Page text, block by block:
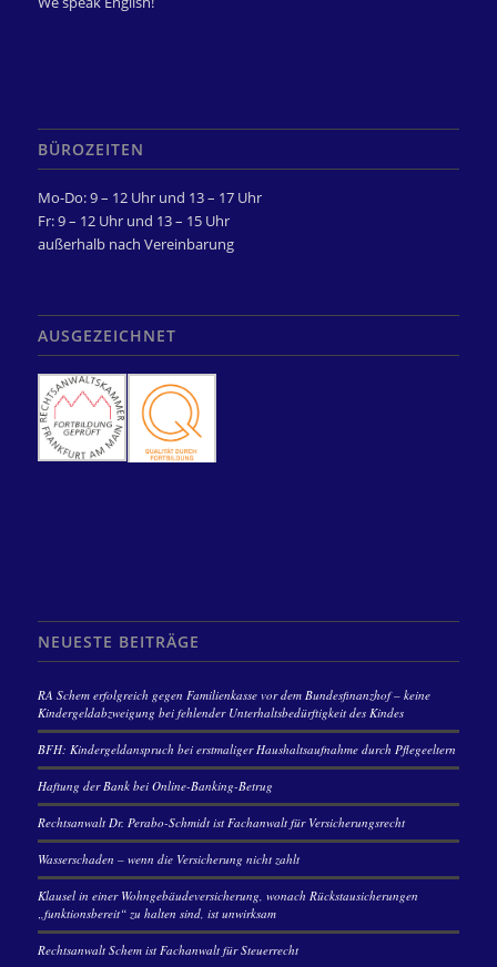
BÜROZEITEN
Mo-Do: 9 – 12 Uhr und 13 – 17 Uhr
Fr: 9 – 12 Uhr und 13 – 15 Uhr
außerhalb nach Vereinbarung
AUSGEZEICHNET
NEUESTE BEITRÄGE
RA Schem erfolgreich gegen Familienkasse vor dem Bundesfinanzhof – keine
Kindergeldabzweigung bei fehlender Unterhaltsbedürftigkeit des Kindes
BFH: Kindergeldanspruch bei erstmaliger Haushaltsaufnahme durch Pflegeeltern
Haftung der Bank bei Online-Banking-Betrug
Rechtsanwalt Dr. Perabo-Schmidt ist Fachanwalt für Versicherungsrecht
Wasserschaden – wenn die Versicherung nicht zahlt
Klausel in einer Wohngebäudeversicherung, wonach Rückstausicherungen
„funktionsbereit“ zu halten sind, ist unwirksam
Rechtsanwalt Schem ist Fachanwalt für Steuerrecht